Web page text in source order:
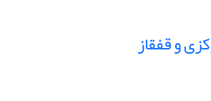
و قفقاز